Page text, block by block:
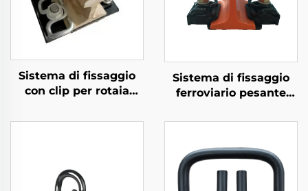
Sistema di fissaggio
con clip per rotaia
Sistema di fissaggio
ferroviario pesante